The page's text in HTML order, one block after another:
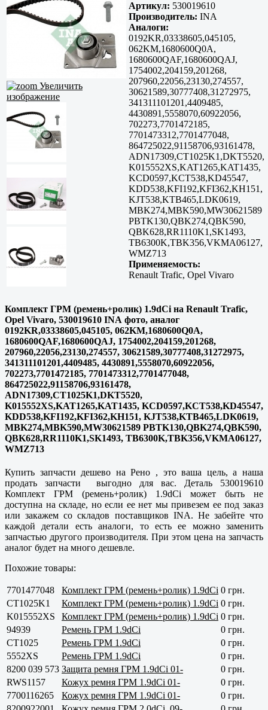
Увеличить
изображение
Артикул: 530019610
Производитель: INA
Аналоги:
0192KR,03338605,045105,
062KM,1680600Q0A,
1680600QAF,1680600QAJ,
1754002,204159,201268,
207960,22056,23130,274557,
30621589,30777408,31272975,
341311101201,4409485,
4430891,5558070,60922056,
702273,7701472185,
7701473312,7701477048,
864725022,91158706,93161478,
ADN17309,CT1025K1,DKT5520,
K015552XS,KAT1265,KAT1435,
KCD0597,KCT538,KD45547,
KDD538,KFI192,KFI362,KH151,
KJT538,KTB465,LDK0619,
MBK274,MBK590,MW30621589
PBTK130,QBK274,QBK590,
QBK628,RR1110K1,SK1493,
TB6300K,TBK356,VKMA06127,
WMZ713
Применяемость:
Renault Trafic, Opel Vivaro
Комплект ГРМ (ремень+ролик) 1.9dCi на Renault Trafic,
Opel Vivaro, 530019610 INA фото, аналог
0192KR,03338605,045105, 062KM,1680600Q0A,
1680600QAF,1680600QAJ, 1754002,204159,201268,
207960,22056,23130,274557, 30621589,30777408,31272975,
341311101201,4409485, 4430891,5558070,60922056,
702273,7701472185, 7701473312,7701477048,
864725022,91158706,93161478,
ADN17309,CT1025K1,DKT5520,
K015552XS,KAT1265,KAT1435, KCD0597,KCT538,KD45547,
KDD538,KFI192,KFI362,KH151, KJT538,KTB465,LDK0619,
MBK274,MBK590,MW30621589 PBTK130,QBK274,QBK590,
QBK628,RR1110K1,SK1493, TB6300K,TBK356,VKMA06127,
WMZ713
Купить запчасти дешево на Рено , это ваша цель, а наша
продать запчасти выгодно для вас. Деталь 530019610
Комплект ГРМ (ремень+ролик) 1.9dCi может быть не
доступна на складе, но если ее нет мы привезем ее под заказ
или закажем со складов поставщиков INA. Не забейте что
каждой детали есть аналоги, то есть ее можно заменить
запчастью другого производителя. При этом цена на запчасть
аналог будет на много дешевле.
Похожие товары:
7701477048 Комплект ГРМ (ремень+ролик) 1.9dCi 0 грн.
CT1025K1
Комплект ГРМ (ремень+ролик) 1.9dCi 0 грн.
K015552XS
Комплект ГРМ (ремень+ролик) 1.9dCi 0 грн.
94939
Ремень ГРМ 1.9dCi
0 грн.
CT1025
Ремень ГРМ 1.9dCi
0 грн.
5552XS
Ремень ГРМ 1.9dCi
0 грн.
8200 039 573 Защита ремня ГРМ 1.9dCi 01-
0 грн.
RWS1157
Кожух ремня ГРМ 1.9dCi 01-
0 грн.
7700116265
Кожух ремня ГРМ 1.9dCi 01-
0 грн.